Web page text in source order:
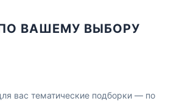
ВАШЕМУ ВЫБОРУ
вас тематические подборки — по